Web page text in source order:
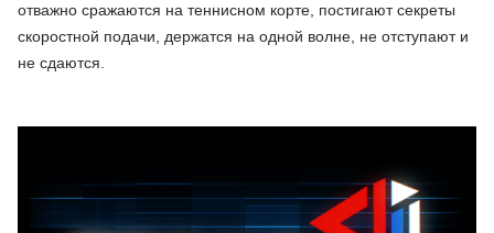
отважно сражаются на теннисном корте, постигают секреты
скоростной подачи, держатся на одной волне, не отступают и
не сдаются.